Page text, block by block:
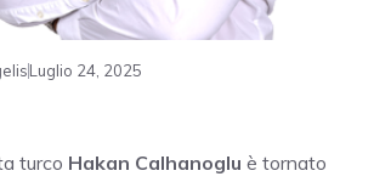
Luglio 24, 2025
turco Hakan Calhanoglu è tornato